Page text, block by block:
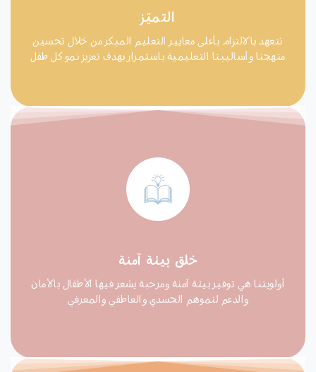
التميّز
نتعهد بالالتزام بأعلى معايير التعليم المبكر من خلال تحسين
منهجنا وأساليبنا التعليمية باستمرار بهدف تعزيز نمو كل طفل
خلق بيئة آمنة
أولويتنا هي توفير بيئة آمنة ومرحبة يشعر فيها الأطفال بالأمان
والدعم لنموهم الجسدي والعاطفي والمعرفي